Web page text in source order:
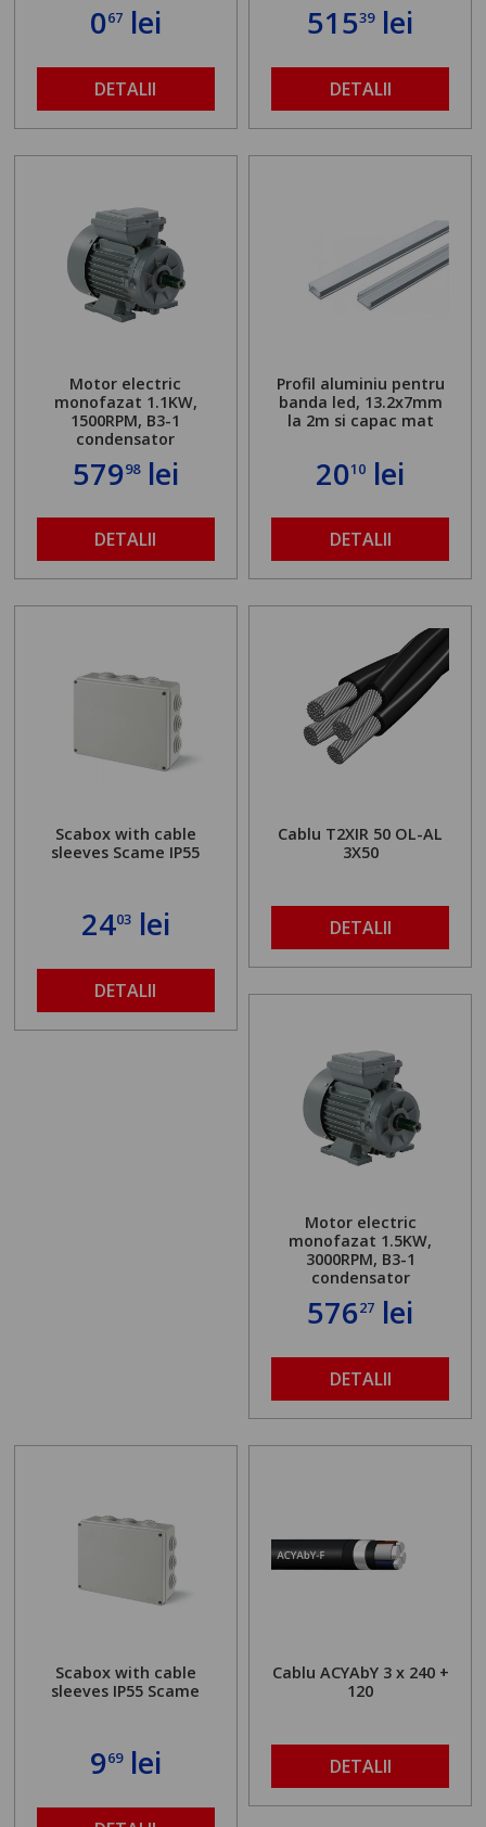
067lei
DETALII
51539lei
DETALII
Motor electric
monofazat 1.1KW,
1500RPM, B3-1
condensator
57998lei
DETALII
Profil aluminiu pentru
banda led, 13.2x7mm
la 2m si capac mat
2010 lei
DETALII
Scabox with cable
sleeves Scame IP55
2403lei
DETALII
Cablu T2XIR 50 OL-AL
3X50
DETALII
Motor electric
monofazat 1.5KW,
3000RPM, B3-1
condensator
57627 lei
DETALII
Scabox with cable
sleeves IP55 Scame
969lei
Cablu ACYAbY 3 x 240 +
120
DETALII